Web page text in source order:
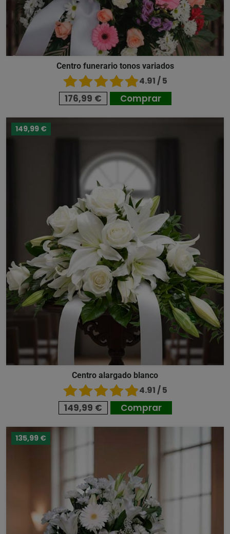
Centro funerario tonos variados
4.91 / 5
176,99 € Comprar
149,99 €
Centro alargado blanco
4.91 / 5
149,99 € Comprar
135,99 €